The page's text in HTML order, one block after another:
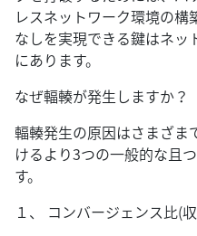
レスネットワーク環境の構
なしを実現できる鍵はネッ
にあります。
なぜ輻輳が発生しますか？
輻輳発生の原因はさまざま
けるより3つの一般的な且
す。
１、 コンバージェンス比(